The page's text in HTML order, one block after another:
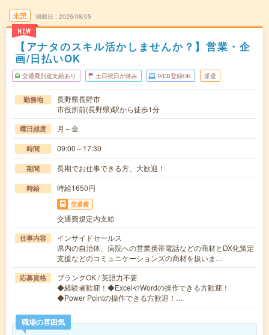
未読
NEW
掲載日 2026/08/05
【アナタのスキル活かしませんか？】営業・企
画/日払いOK
交通費別途支給あり 土日祝日が休み WEB登録OK 派遣
勤務地
長野県長野市
市役所前(長野県)駅から徒歩1分
曜日頻度 月～金
時間 09:00～17:30
期間 長期でお仕事できる方、大歓迎！
時給 時給1650円
交通費
交通費規定内支給
仕事内容
インサイドセールス
県内の自治体、病院への営業携帯電話などの商材とDX化策定
支援などのコミュニケーションズの商材を扱いま…
応募資格
ブランクOK / 英語力不要
◆経験者歓迎！◆ExcelやWordの操作できる方歓迎！
◆Power Pointの操作できる方歓迎！…
職場の雰囲気